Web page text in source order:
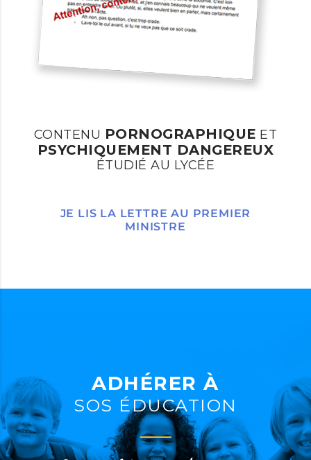
CONTENU PORNOGRAPHIQUE ET
PSYCHIQUEMENT DANGEREUX
ÉTUDIÉ AU LYCÉE
JE LIS LA LETTRE AU PREMIER
MINISTRE
ADHÉRER À
SOS ÉDUCATION